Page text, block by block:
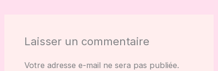
o
k
Laisser un commentaire
Votre adresse e-mail ne sera pas publiée.